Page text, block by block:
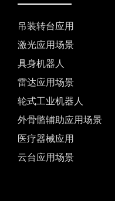
吊装转台应用
激光应用场景
具身机器人
雷达应用场景
轮式工业机器人
外骨骼辅助应用场景
医疗器械应用
云台应用场景